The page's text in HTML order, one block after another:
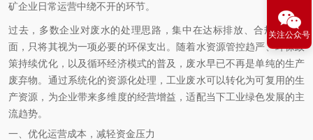
矿企业日常运营中绕不开的环节。
过去，多数企业对废水的处理思路，集中在达标排放、合规排污层
面，只将其视为一项必要的环保支出。随着水资源管控趋严、环保政
策持续优化，以及循环经济模式的普及，废水早已不再是单纯的生产
废弃物。通过系统化的资源化处理，工业废水可以转化为可复用的生
产资源，为企业带来多维度的经营增益，适配当下工业绿色发展的主
流趋势。
一、优化运营成本，减轻资金压力
关注公众号